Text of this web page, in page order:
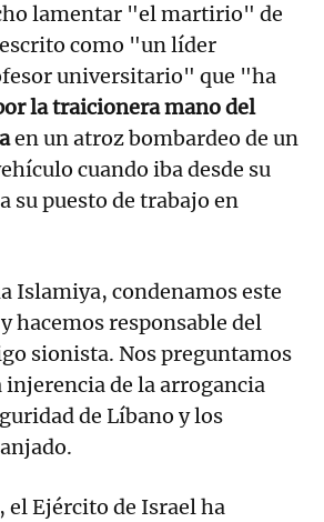
lamentar "el martirio" de
como "un líder
universitario" que "ha
la traicionera mano del
en un atroz bombardeo de un
cuando iba desde su
su puesto de trabajo en
Islamiya, condenamos este
hacemos responsable del
sionista. Nos preguntamos
injerencia de la arrogancia
de Líbano y los
Ejército de Israel ha